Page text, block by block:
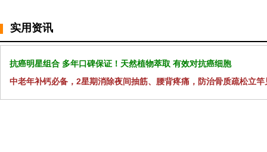
实用资讯
抗癌明星组合 多年口碑保证！天然植物萃取 有效对抗癌细胞
中老年补钙必备，2星期消除夜间抽筋、腰背疼痛，防治骨质疏松立竿